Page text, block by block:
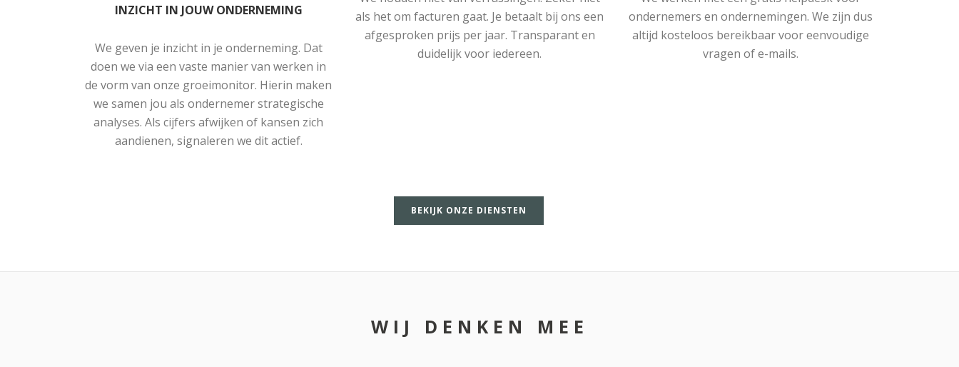
INZICHT IN JOUW ONDERNEMING
We geven je inzicht in je onderneming. Dat
doen we via een vaste manier van werken in
de vorm van onze groeimonitor. Hierin maken
we samen jou als ondernemer strategische
analyses. Als cijfers afwijken of kansen zich
aandienen, signaleren we dit actief.
als het om facturen gaat. Je betaalt bij ons een
afgesproken prijs per jaar. Transparant en
duidelijk voor iedereen.
ondernemers en ondernemingen. We zijn dus
altijd kosteloos bereikbaar voor eenvoudige
vragen of e-mails.
BEKIJK ONZE DIENSTEN
WIJ DENKEN MEE